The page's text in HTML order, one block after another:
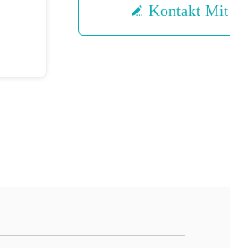
Kontakt